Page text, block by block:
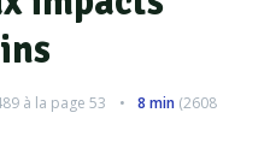
à la page 53 8 min (2608